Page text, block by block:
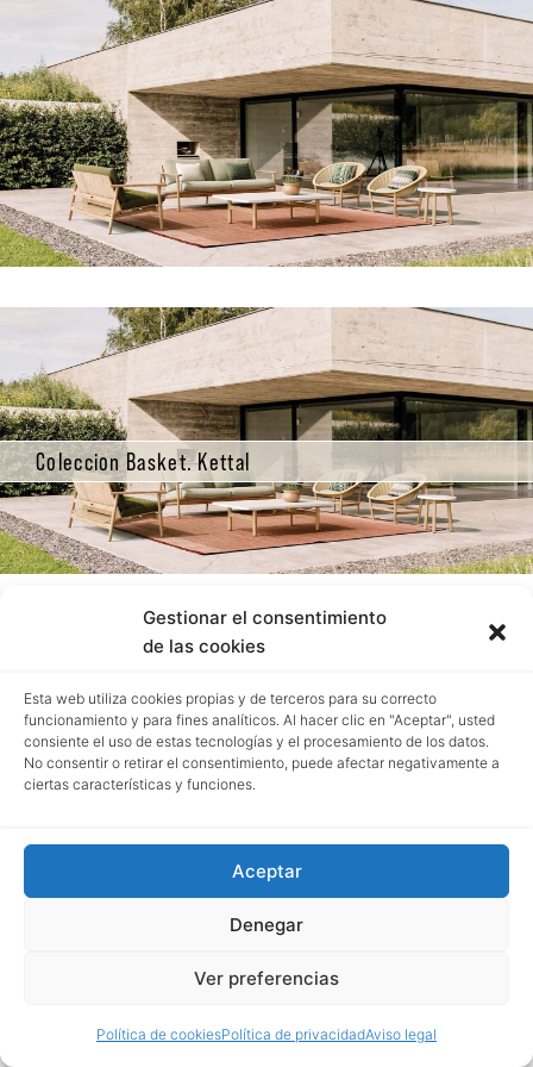
Gestionar el consentimiento
de las cookies
Esta web utiliza cookies propias y de terceros para su correcto
funcionamiento y para fines analíticos. Al hacer clic en "Aceptar", usted
consiente el uso de estas tecnologías y el procesamiento de los datos.
No consentir o retirar el consentimiento, puede afectar negativamente a
ciertas características y funciones.
Aceptar
Denegar
Ver preferencias
Política de cookiesPolítica de privacidadAviso legal
Coleccion Basket. Kettal